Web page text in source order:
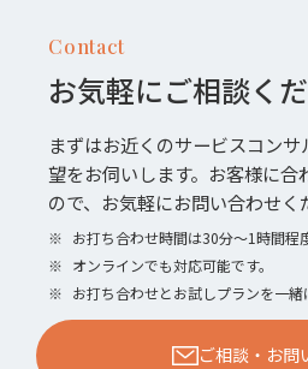
Contact
お気軽にご相談く
まずはお近くのサービスコン
望をお伺いします。お客様に合
ので、お気軽にお問い合わせく
※ お打ち合わせ時間は30分〜1時間程
※ オンラインでも対応可能です。
※ お打ち合わせとお試しプランを一緒
ご相談・お問